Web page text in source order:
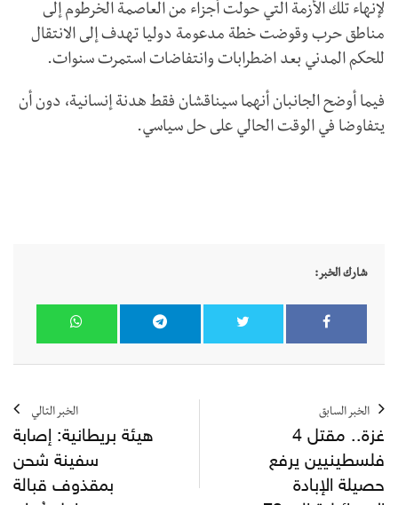
لإنهاء تلك الأزمة التي حولت أجزاء من العاصمة الخرطوم إلى
مناطق حرب وقوضت خطة مدعومة دوليا تهدف إلى الانتقال
للحكم المدني بعد اضطرابات وانتفاضات استمرت سنوات.
فيما أوضح الجانبان أنهما سيناقشان فقط هدنة إنسانية، دون أن
يتفاوضا في الوقت الحالي على حل سياسي.
شارك الخبر:
الخبر السابق
غزة.. مقتل 4
فلسطينيين يرفع
حصيلة الإبادة
الخبر التالي
هيئة بريطانية: إصابة
سفينة شحن
بمقذوف قبالة